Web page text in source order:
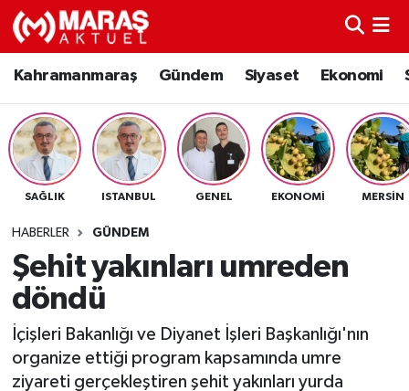
Kahramanmaraş Gündem Siyaset Ekonomi
SAĞLIK ISTANBUL GENEL EKONOMI MERSIN
HABERLER GÜNDEM
Şehit yakınları umreden
döndü
İçişleri Bakanlığı ve Diyanet İşleri Başkanlığı'nın
organize ettiği program kapsamında umre
ziyareti gerçekleştiren şehit yakınları yurda
Kahramanmaraş
Gündem
Siyaset
Spor
Sağlık
Teknoloji
Nöbetçi Eczaneler
Hava Durumu
Namaz Vakitleri
TFF 3.Lig 4.Grup Puan Durumu ve Fikstür
Tüm Manşetler
Son Dakika Haberleri